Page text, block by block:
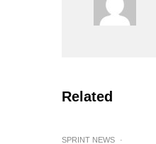
Related
SPRINT NEWS
·